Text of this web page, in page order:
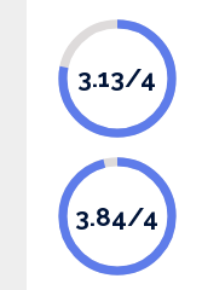
3.13/4
3.84/4